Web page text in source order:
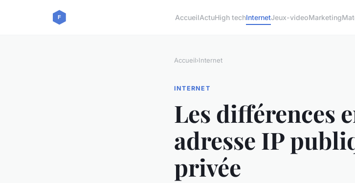
AccueilActuHigh techInternetJeux-videoMarketing
Accueil›Internet
INTERNET
Les différences
adresse IP
privée